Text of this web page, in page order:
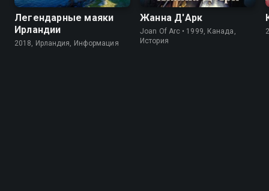
Легендарные маяки
Ирландии
2018, Ирландия, Информация
Жанна Д'Арк
Joan Of Arc • 1999, Канада,
История